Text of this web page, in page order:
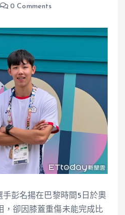
0 Comments
彭名揚在巴黎時間5日於奧
，卻因膝蓋重傷未能完成比